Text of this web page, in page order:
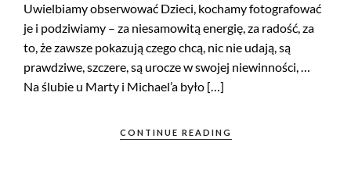
Uwielbiamy obserwować Dzieci, kochamy fotografować
je i podziwiamy – za niesamowitą energię, za radość, za
to, że zawsze pokazują czego chcą, nic nie udają, są
prawdziwe, szczere, są urocze w swojej niewinności, …
Na ślubie u Marty i Michael’a było […]
CONTINUE READING